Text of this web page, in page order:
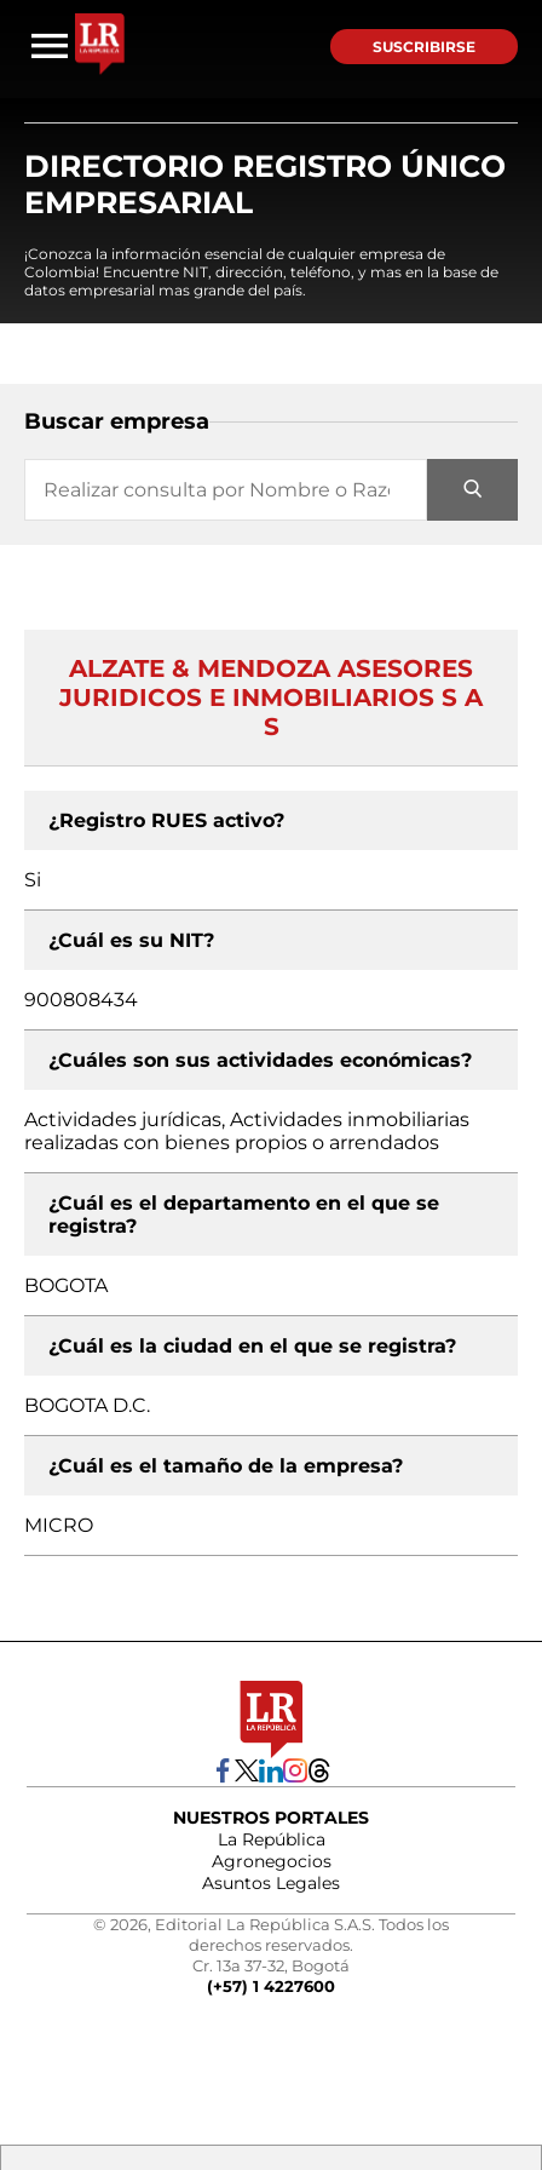
SUSCRIBIRSE
DIRECTORIO REGISTRO ÚNICO
EMPRESARIAL
¡Conozca la información esencial de cualquier empresa de
Colombia! Encuentre NIT, dirección, teléfono, y mas en la base de
datos empresarial mas grande del país.
Buscar empresa
ALZATE & MENDOZA ASESORES
JURIDICOS E INMOBILIARIOS S A
S
¿Registro RUES activo?
Si
¿Cuál es su NIT?
900808434
¿Cuáles son sus actividades económicas?
Actividades jurídicas, Actividades inmobiliarias
realizadas con bienes propios o arrendados
¿Cuál es el departamento en el que se
registra?
BOGOTA
¿Cuál es la ciudad en el que se registra?
BOGOTA D.C.
¿Cuál es el tamaño de la empresa?
MICRO
NUESTROS PORTALES
La República
Agronegocios
Asuntos Legales
© 2026, Editorial La República S.A.S. Todos los
derechos reservados.
Cr. 13a 37-32, Bogotá
(+57) 1 4227600